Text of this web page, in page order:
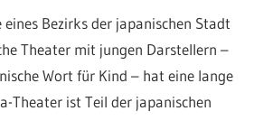
Bezirks der japanischen Stadt
Theater mit jungen Darstellern –
Wort für Kind – hat eine lange
Theater ist Teil der japanischen